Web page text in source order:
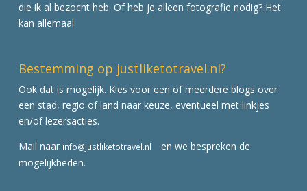
die ik al bezocht heb. Of heb je alleen fotografie nodig? Het
kan allemaal.
Bestemming op justliketotravel.nl?
Ook dat is mogelijk. Kies voor een of meerdere blogs over
een stad, regio of land naar keuze, eventueel met linkjes
en/of lezersacties.
Mail naar info@justliketotravel.nl
en we bespreken de
mogelijkheden.